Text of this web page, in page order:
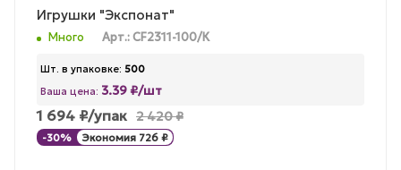
Игрушки "Экспонат"
Много Арт.: CF2311-100/К
Шт. в упаковке: 500
Ваша цена: 3.39 ₽/шт
1 694 ₽/упак 2 420₽
-30% Экономия 726 ₽